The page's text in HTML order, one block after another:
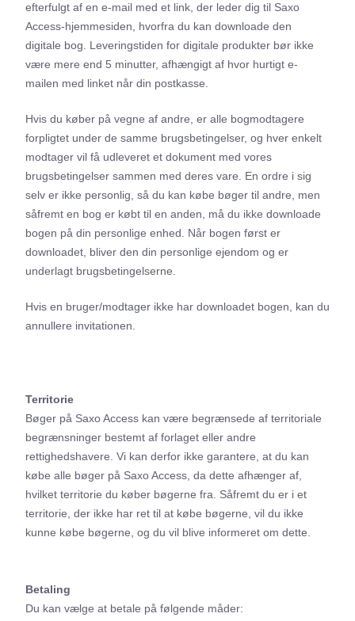
efterfulgt af en e-mail med et link, der leder dig til Saxo
Access-hjemmesiden, hvorfra du kan downloade den
digitale bog. Leveringstiden for digitale produkter bør ikke
være mere end 5 minutter, afhængigt af hvor hurtigt e-
mailen med linket når din postkasse.
Hvis du køber på vegne af andre, er alle bogmodtagere
forpligtet under de samme brugsbetingelser, og hver enkelt
modtager vil få udleveret et dokument med vores
brugsbetingelser sammen med deres vare. En ordre i sig
selv er ikke personlig, så du kan købe bøger til andre, men
såfremt en bog er købt til en anden, må du ikke downloade
bogen på din personlige enhed. Når bogen først er
downloadet, bliver den din personlige ejendom og er
underlagt brugsbetingelserne.
Hvis en bruger/modtager ikke har downloadet bogen, kan du
annullere invitationen.
Territorie
Bøger på Saxo Access kan være begrænsede af territoriale
begrænsninger bestemt af forlaget eller andre
rettighedshavere. Vi kan derfor ikke garantere, at du kan
købe alle bøger på Saxo Access, da dette afhænger af,
hvilket territorie du køber bøgerne fra. Såfremt du er i et
territorie, der ikke har ret til at købe bøgerne, vil du ikke
kunne købe bøgerne, og du vil blive informeret om dette.
Betaling
Du kan vælge at betale på følgende måder: